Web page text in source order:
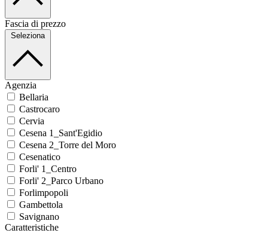
Fascia di prezzo
Agenzia
Bellaria
Castrocaro
Cervia
Cesena 1_Sant'Egidio
Cesena 2_Torre del Moro
Cesenatico
Forli' 1_Centro
Forli' 2_Parco Urbano
Forlimpopoli
Gambettola
Savignano
Caratteristiche